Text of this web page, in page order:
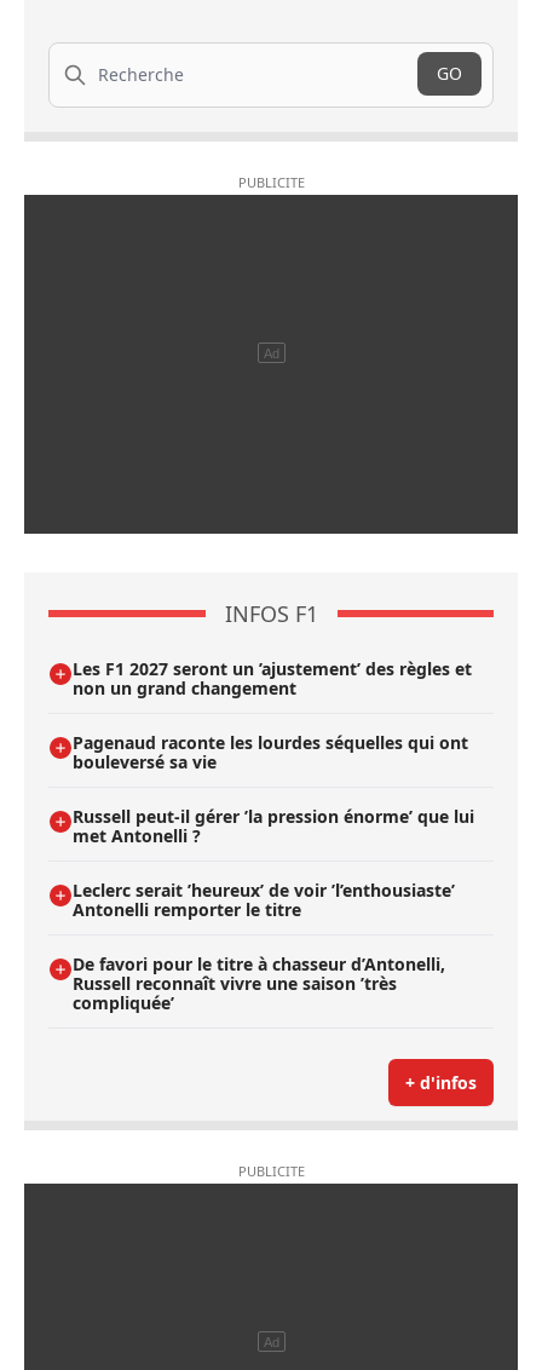
Recherche
GO
INFOS F1
Les F1 2027 seront un ’ajustement’ des règles et
non un grand changement
Pagenaud raconte les lourdes séquelles qui ont
bouleversé sa vie
Russell peut-il gérer ’la pression énorme’ que lui
met Antonelli ?
Leclerc serait ’heureux’ de voir ’l’enthousiaste’
Antonelli remporter le titre
De favori pour le titre à chasseur d’Antonelli,
Russell reconnaît vivre une saison ’très
compliquée’
+ d'infos